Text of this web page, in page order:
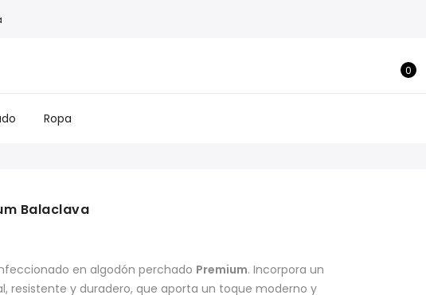
0
Ropa
Balaclava
en algodón perchado Premium. Incorpora un
resistente y duradero, que aporta un toque moderno y